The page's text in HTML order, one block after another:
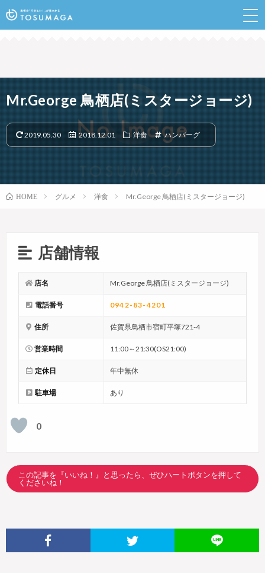
Mr.George 鳥栖店(ミスタージョージ)
2019.05.30 2018.12.01 洋食 ハンバーグ
HOME グルメ 洋食 Mr.George 鳥栖店(ミスタージョージ)
店舗情報
店名 Mr.George 鳥栖店(ミスタージョージ)
電話番号 0942-83-4201
住所 佐賀県鳥栖市宿町平塚721-4
営業時間 11:00～21:30(OS21:00)
定休日 年中無休
駐車場 あり
0
この記事を『いいね！』と思ったら、ぜひハートボタンを押して
くださいね！